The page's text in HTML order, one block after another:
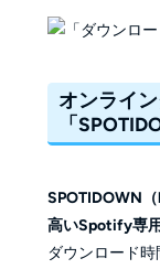
オンライ
「
SPOTIDOWN
高いSpotify専
ダウンロード